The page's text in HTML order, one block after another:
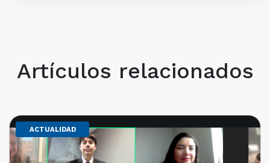
Artículos relacionados
ACTUALIDAD